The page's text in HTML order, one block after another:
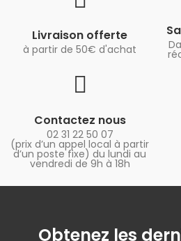
Livraison offerte
à partir de 50€ d'achat
Contactez nous
02 31 22 50 07
(prix d’un appel local à partir
d’un poste fixe) du lundi au
vendredi de 9h à 18h
Obtenez les